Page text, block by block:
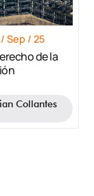
Sep / 25
de la
Collantes